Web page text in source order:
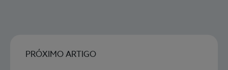
PRÓXIMO ARTIGO